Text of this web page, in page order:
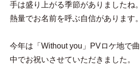
手は盛り上がる季節がありましたね
熱量でお名前を呼ぶ自信があります。
今年は「Without you」PVロケ地で
中でお祝いさせていただきました。